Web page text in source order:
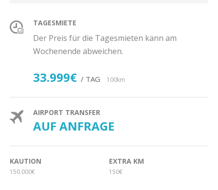
TAGESMIETE
Der Preis für die Tagesmieten kann am
Wochenende abweichen.
33.999€ / TAG 100km
AIRPORT TRANSFER
AUF ANFRAGE
KAUTION
150.000€
EXTRA KM
150€